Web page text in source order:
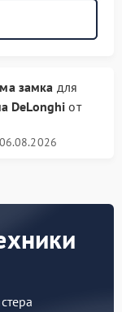
замка для
DeLonghi от